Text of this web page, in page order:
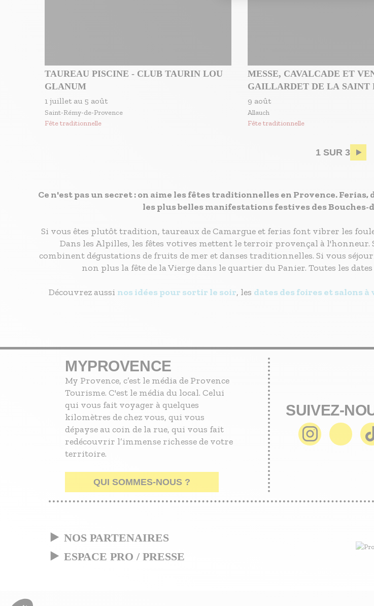
TAUREAU PISCINE - CLUB TAURIN LOU
GLANUM
1 juillet au 5 août
Saint-Rémy-de-Provence
Fête traditionnelle
MESSE, CAVALCADE ET
GAILLARDET DE LA SAINT
9 août
Allauch
Fête traditionnelle
1 SUR 3
Ce n'est pas un secret : on aime les fêtes traditionnelles en Provence.
les plus belles manifestations festives des Bouches-
Si vous êtes plutôt tradition, taureaux de Camargue et ferias font vibrer les
Dans les Alpilles, les fêtes votives mettent le terroir provençal à l'honneur.
combinent dégustations de fruits de mer et danses traditionnelles. Si vous
non plus la fête de la Vierge dans le quartier du Panier. Toutes les
Découvrez aussi nos idées pour sortir le soir, les dates des foires et salons à
MYPROVENCE
My Provence, c’est le média de Provence
Tourisme. C'est le média du local. Celui
qui vous fait voyager à quelques
kilomètres de chez vous, qui vous
dépayse au coin de la rue, qui vous fait
redécouvrir l’immense richesse de votre
territoire.
QUI SOMMES-NOUS ?
SUIVEZ-
NOS PARTENAIRES
ESPACE PRO / PRESSE